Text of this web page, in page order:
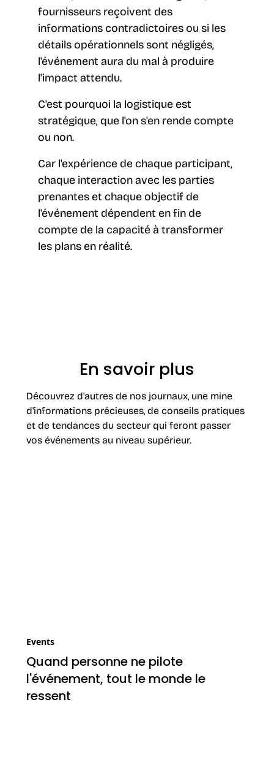
fournisseurs reçoivent des
informations contradictoires ou si les
détails opérationnels sont négligés,
l'événement aura du mal à produire
l'impact attendu.
C'est pourquoi la logistique est
stratégique, que l'on s'en rende compte
ou non.
Car l'expérience de chaque participant,
chaque interaction avec les parties
prenantes et chaque objectif de
l'événement dépendent en fin de
compte de la capacité à transformer
les plans en réalité.
En savoir plus
Découvrez d'autres de nos journaux, une mine
d'informations précieuses, de conseils pratiques
et de tendances du secteur qui feront passer
vos événements au niveau supérieur.
Events
Quand personne ne pilote
l'événement, tout le monde le
ressent